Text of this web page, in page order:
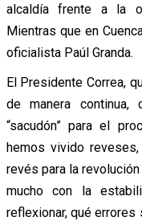
alcaldía frente a la
Mientras que en
oficialista Paúl Granda.
El Presidente Correa,
de manera
“sacudón” para el
hemos vivido
revés para la
mucho con la
reflexionar, qué errores